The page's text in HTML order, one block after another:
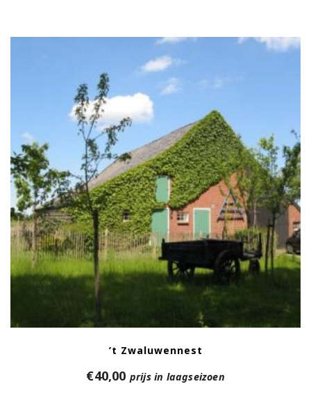
’t Zwaluwennest
€40,00 prijs in laagseizoen